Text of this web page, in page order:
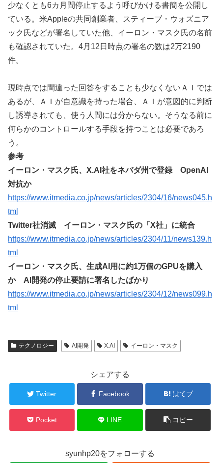
少なくとも6カ月間停止するよう呼びかける書簡を公開し
ている。米Appleの共同創業者、スティーブ・ウォズニア
ック氏などが署名していた他、イーロン・マスク氏の名前
も確認されていた。4月12日時点の署名の数は2万2190
件。
現時点では間違った回答をすることも少なくないＡＩでは
あるが、ＡＩが自意識を持った場合、ＡＩが意図的に判断
し誘導されても、使う人間には分からない。そうなる前に
何らかのコントロールする手段を持つことは必要であろ
う。
参考
イーロン・マスク氏、X.AI社をネバダ州で登録 OpenAI
対抗か
https://www.itmedia.co.jp/news/articles/2304/16/news045.h
tml
Twitter社消滅 イーロン・マスク氏の「X社」に統合
https://www.itmedia.co.jp/news/articles/2304/11/news139.h
tml
イーロン・マスク氏、生成AI用に約1万個のGPUを購入
か AI開発の停止要請に署名したばかり
https://www.itmedia.co.jp/news/articles/2304/12/news099.h
tml
テクノロジー AI開発 X.AI イーロン・マスク
シェアする
Twitter Facebook はてブ
Pocket LINE コピー
syunhp20をフォローする